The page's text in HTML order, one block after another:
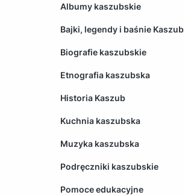
Albumy kaszubskie
Bajki, legendy i baśnie Kaszub
Biografie kaszubskie
Etnografia kaszubska
Historia Kaszub
Kuchnia kaszubska
Muzyka kaszubska
Podręczniki kaszubskie
Pomoce edukacyjne